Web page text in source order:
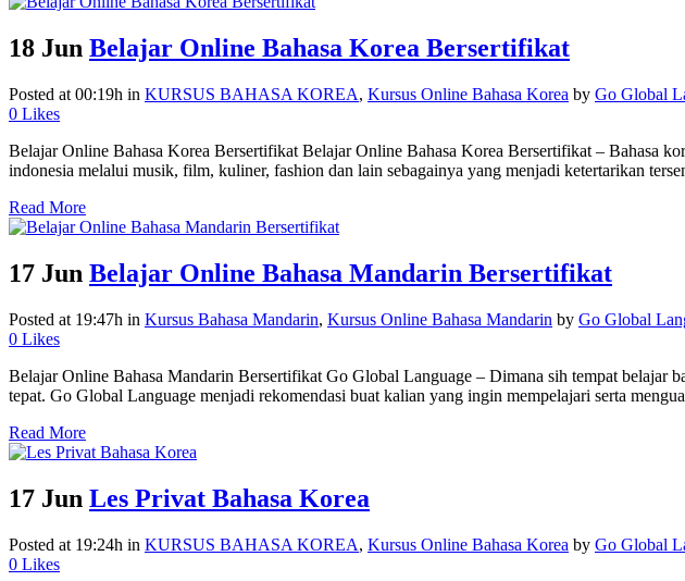
18 Jun Belajar Online Bahasa Korea Bersertifikat
Posted at 00:19h in KURSUS BAHASA KOREA, Kursus Online Bahasa Korea by Go Global
0 Likes
Belajar Online Bahasa Korea Bersertifikat Belajar Online Bahasa Korea Bersertifikat – Bahasa
indonesia melalui musik, film, kuliner, fashion dan lain sebagainya yang menjadi ketertarikan
Read More
17 Jun Belajar Online Bahasa Mandarin Bersertifikat
Posted at 19:47h in Kursus Bahasa Mandarin, Kursus Online Bahasa Mandarin by Go Global
0 Likes
Belajar Online Bahasa Mandarin Bersertifikat Go Global Language – Dimana sih tempat belajar
tepat. Go Global Language menjadi rekomendasi buat kalian yang ingin mempelajari serta
Read More
17 Jun Les Privat Bahasa Korea
Posted at 19:24h in KURSUS BAHASA KOREA, Kursus Online Bahasa Korea by Go Global
0 Likes